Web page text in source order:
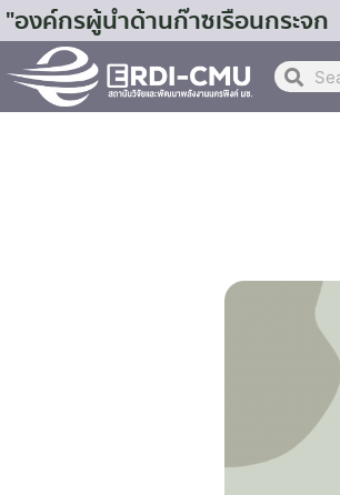
"องค์กรผู้นำด้านก๊าซเรือนกระจก